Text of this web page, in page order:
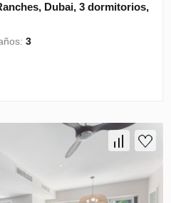
Dubai, 3 dormitorios,
3